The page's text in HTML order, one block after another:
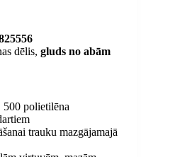
dēlis, gluds no abām
polietilēna
trauku mazgājamajā